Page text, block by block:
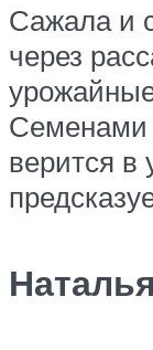
Сажала и
через
Семенами
верится в